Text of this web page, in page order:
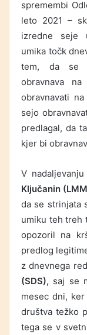
spremembi
leto 2021 –
izredne seje
umika točk
tem, da se
obravnava
obravnavati
sejo
predlagal, da
kjer bi
V
Ključanin
da se strinjata
umiku teh treh
opozoril na
predlog
z dnevnega
(SDS), saj se
mesec dni,
društva težko
tega se v